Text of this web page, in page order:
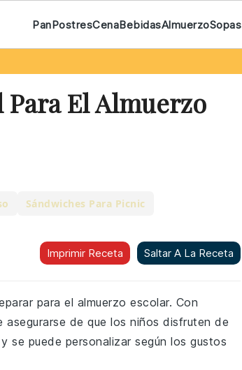
PanPostresCenaBebidasAlmuerzoSopas
Para El Almuerzo
Sándwiches Para Picnic
Imprimir Receta Saltar A La Receta
para el almuerzo escolar. Con
de que los niños disfruten de
se puede personalizar según los gustos